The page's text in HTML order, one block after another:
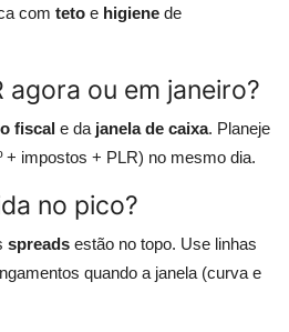
com teto e higiene de
agora ou em janeiro?
fiscal e da janela de caixa. Planeje
+ impostos + PLR) no mesmo dia.
no pico?
spreads estão no topo. Use linhas
quando a janela (curva e